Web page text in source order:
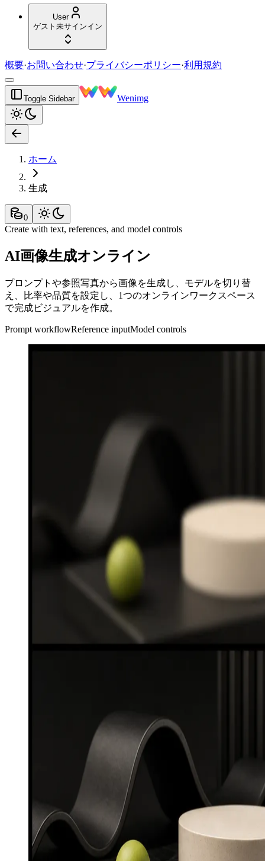
User
ゲスト 未サインイン
概要·お問い合わせ·プライバシーポリシー·利用規約
Toggle Sidebar Wenimg
ホーム
生成
0
Create with text, references, and model controls
AI画像生成オンライン
プロンプトや参照写真から画像を生成し、モデルを切り替
え、比率や品質を設定し、1つのオンラインワークスペース
で完成ビジュアルを作成。
Prompt workflowReference inputModel controls